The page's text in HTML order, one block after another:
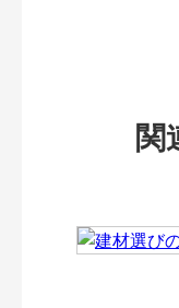
関